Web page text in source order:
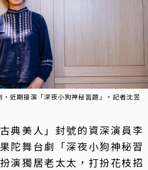
近期接演「深夜小狗神秘習題」。記者沈昱
典美人」封號的資深演員李
陀舞台劇「深夜小狗神秘習
演獨居老太太，打扮花枝招